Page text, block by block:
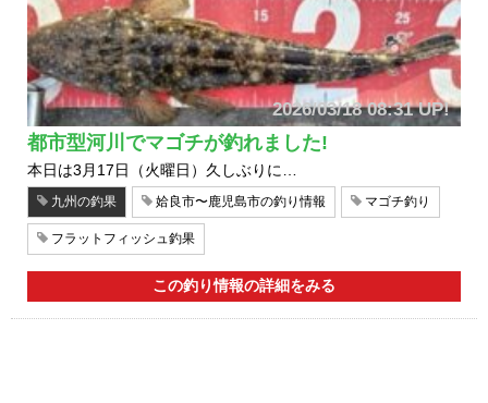
2026/03/18 08:31 UP!
都市型河川でマゴチが釣れました!
本日は3月17日（火曜日）久しぶりに…
九州の釣果 姶良市〜鹿児島市の釣り情報 マゴチ釣り
フラットフィッシュ釣果
この釣り情報の詳細をみる